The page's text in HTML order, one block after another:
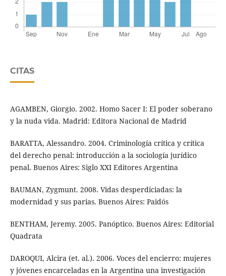
CITAS
AGAMBEN, Giorgio. 2002. Homo Sacer I: El poder soberano
y la nuda vida. Madrid: Editora Nacional de Madrid
BARATTA, Alessandro. 2004. Criminología crítica y crítica
del derecho penal: introducción a la sociología jurídico
penal. Buenos Aires: Siglo XXI Editores Argentina
BAUMAN, Zygmunt. 2008. Vidas desperdiciadas: la
modernidad y sus parias. Buenos Aires: Paidós
BENTHAM, Jeremy. 2005. Panóptico. Buenos Aires: Editorial
Quadrata
DAROQUI, Alcira (et. al.). 2006. Voces del encierro: mujeres
y jóvenes encarceladas en la Argentina una investigación